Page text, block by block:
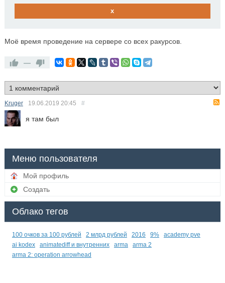
x
Моё время проведение на сервере со всех ракурсов.
—
Kruger 19.06.2019 20:45 #
я там был
Меню пользователя
Мой профиль
Создать
Облако тегов
100 очков за 100 рублей 2 млрд рублей 2016 9%
academy pve
ai kodex
animatediff и внутренних arma
arma 2
arma 2: operation arrowhead